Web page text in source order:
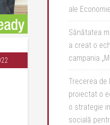
ale
Sănătatea
a creat o
campania
Trecerea de
proiectat o
o strategie
socială